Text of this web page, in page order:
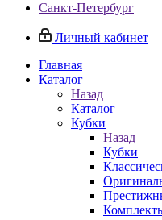
Санкт-Петербург
Личный кабинет
Главная
Каталог
Назад
Каталог
Кубки
Назад
Кубки